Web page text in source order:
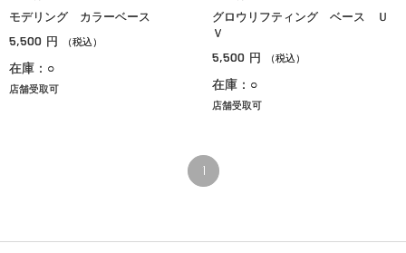
モデリング カラーベース
5,500 円 （税込）
在庫：○
店舗受取可
グロウリフティング ベース Ｕ
Ｖ
5,500 円 （税込）
在庫：○
店舗受取可
1